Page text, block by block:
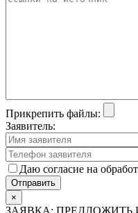
Прикрепить файлы:
Заявитель:
Даю согласие на
×
ЗАЯВКА: ПРЕДЛОЖИТЬ